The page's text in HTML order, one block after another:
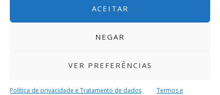
ACEITAR
NEGAR
VER PREFERÊNCIAS
Política de privacidade e Tratamento de dados
Termos e